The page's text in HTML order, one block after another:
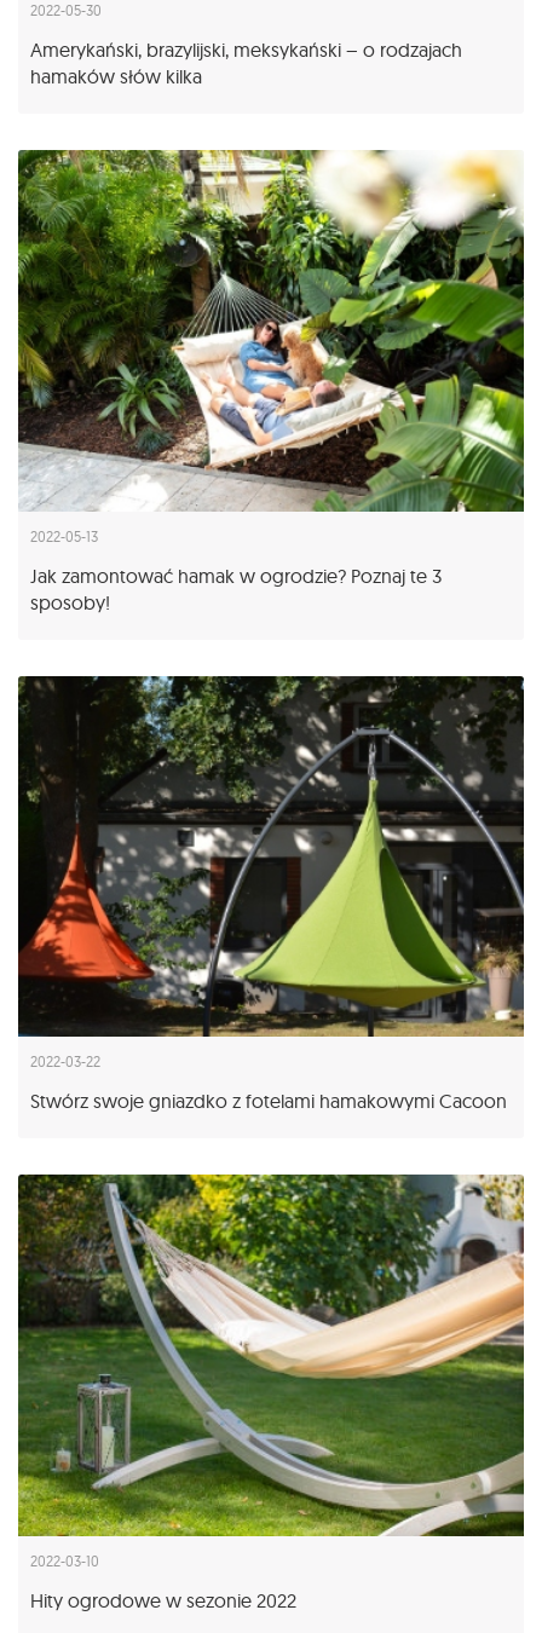
2022-05-30
Amerykański, brazylijski, meksykański – o rodzajach
hamaków słów kilka
2022-05-13
Jak zamontować hamak w ogrodzie? Poznaj te 3
sposoby!
2022-03-22
Stwórz swoje gniazdko z fotelami hamakowymi Cacoon
2022-03-10
Hity ogrodowe w sezonie 2022